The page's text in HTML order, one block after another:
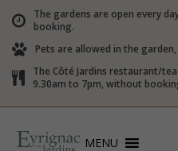
The gardens are open every
booking.
Pets are allowed in the
The Côté Jardins restaurant/
9.30am to 7pm, without
MENU